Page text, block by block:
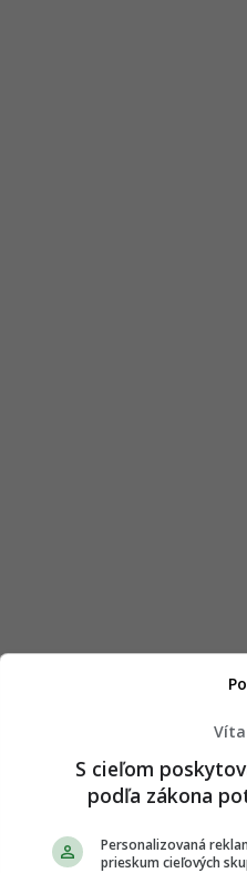
S cieľom
podľa zákona
Personalizovaná
prieskum cieľových